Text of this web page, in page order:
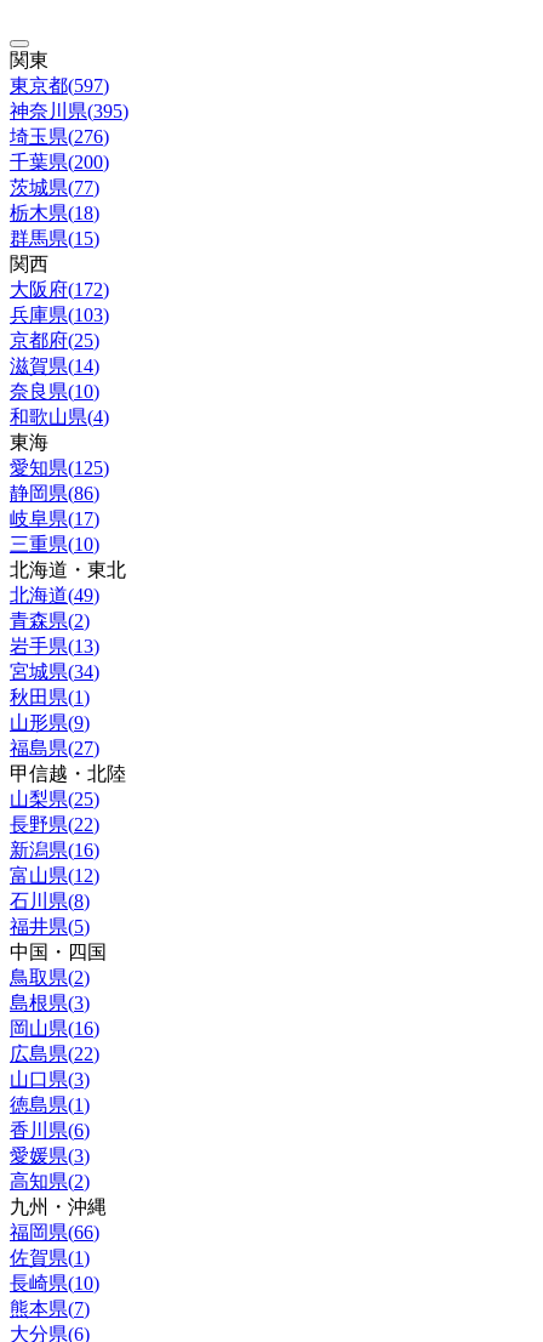
関東
東京都(597)
神奈川県(395)
埼玉県(276)
千葉県(200)
茨城県(77)
栃木県(18)
群馬県(15)
関西
大阪府(172)
兵庫県(103)
京都府(25)
滋賀県(14)
奈良県(10)
和歌山県(4)
東海
愛知県(125)
静岡県(86)
岐阜県(17)
三重県(10)
北海道・東北
北海道(49)
青森県(2)
岩手県(13)
宮城県(34)
秋田県(1)
山形県(9)
福島県(27)
甲信越・北陸
山梨県(25)
長野県(22)
新潟県(16)
富山県(12)
石川県(8)
福井県(5)
中国・四国
鳥取県(2)
島根県(3)
岡山県(16)
広島県(22)
山口県(3)
徳島県(1)
香川県(6)
愛媛県(3)
高知県(2)
九州・沖縄
福岡県(66)
佐賀県(1)
長崎県(10)
熊本県(7)
大分県(6)